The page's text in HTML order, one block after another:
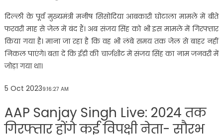
दिल्ली के पूर्व मुख्यमंत्री मनीष सिसोदिया आबकारी घोटाला मामले में बीते
फरवरी माह से जेल में बंद हैं। अब संजय सिंह को भी इस मामले में गिरफ्तार
किया गया है। माना जा रहा है कि वह भी लंबे समय तक जेल से बाहर नहीं
निकल पाएंगे। बता दें कि ईडी की चार्जशीट में संजय सिंह का नाम जनवरी में
जोड़ा गया था।
5 Oct 20239:16:27 AM
AAP Sanjay Singh Live: 2024 तक
गिरफ्तार होंगे कई विपक्षी नेता- सौरभ